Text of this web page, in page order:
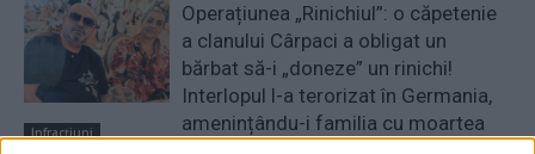
Infracțiuni
Operațiunea „Rinichiul”: o căpetenie
a clanului Cârpaci a obligat un
bărbat să-i „doneze” un rinichi!
Interlopul l-a terorizat în Germania,
amenințându-i familia cu moartea